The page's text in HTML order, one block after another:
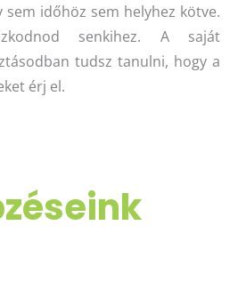
sem időhöz sem helyhez kötve.
senkihez. A saját
tudsz tanulni, hogy a
érj el.